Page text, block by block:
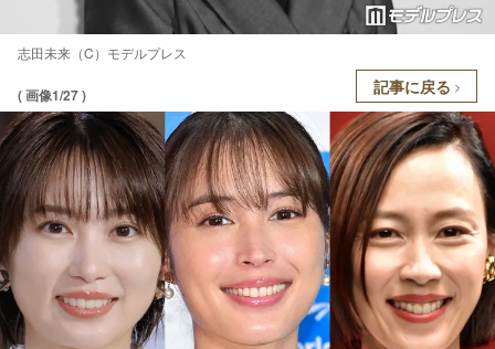
志田未来（C）モデルプレス
( 画像1/27 ) 記事に戻る